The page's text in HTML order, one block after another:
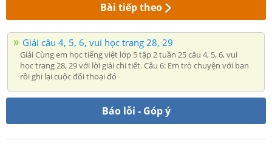
Bài tiếp theo
Giải câu 4, 5, 6, vui học trang 28, 29
Giải Cùng em học tiếng việt lớp 5 tập 2 tuần 25 câu 4, 5, 6, vui
học trang 28, 29 với lời giải chi tiết. Câu 6: Em trò chuyện với bạn
rồi ghi lại cuộc đối thoại đó
Báo lỗi - Góp ý